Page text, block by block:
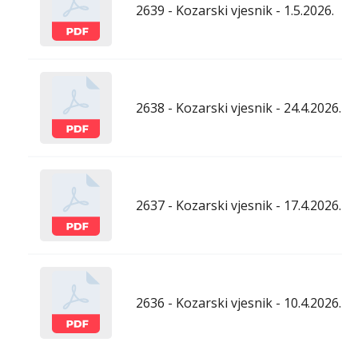
2639 - Kozarski vjesnik - 1.5.2026.
2638 - Kozarski vjesnik - 24.4.2026.
2637 - Kozarski vjesnik - 17.4.2026.
2636 - Kozarski vjesnik - 10.4.2026.